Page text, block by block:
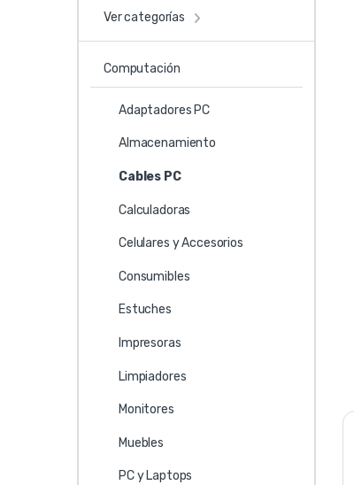
Ver categorías
Computación
Adaptadores PC
Almacenamiento
Cables PC
Calculadoras
Celulares y Accesorios
Consumibles
Estuches
Impresoras
Limpiadores
Monitores
Muebles
PC y Laptops